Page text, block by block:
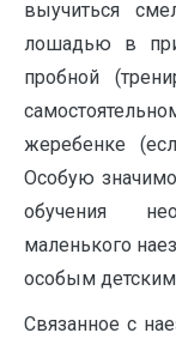
выучиться
лошадью в
пробной
жеребенке
Особую
обучения
маленького
особым
Связанное с